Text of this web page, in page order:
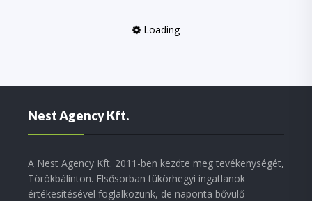
Loading
Nest Agency Kft.
A Nest Agency Kft. 2011-ben kezdte meg tevékenységét,
Törökbálinton. Elsősorban tükörhegyi ingatlanok
értékesítésével foglalkozunk, de naponta bővülő